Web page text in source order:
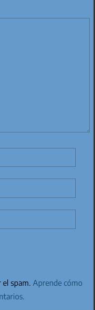
el spam.Aprende cómo